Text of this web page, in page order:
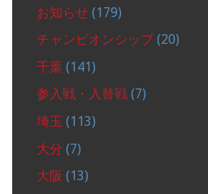
お知らせ (179)
チャンピオンシップ(20)
千葉 (141)
参入戦・入替戦 (7)
埼玉 (113)
大分 (7)
大阪 (13)